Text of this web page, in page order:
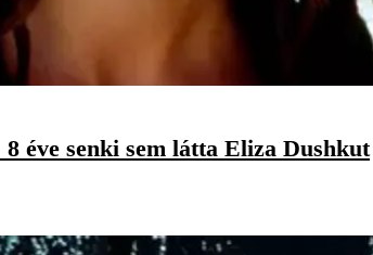
éve senki sem látta Eliza Dushkut